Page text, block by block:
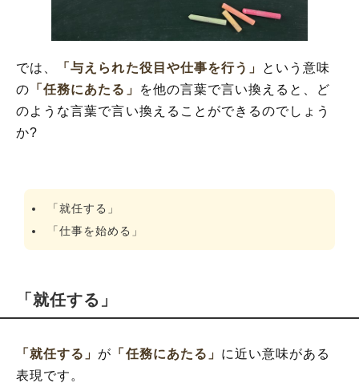
では、 「与えられた役目や仕事を行う」
という意味
の 「任務にあたる」
を他の言葉で言い換えると、ど
のような言葉で言い換えることができるのでしょう
か?
「就任する」
「仕事を始める」
「就任する」
「就任する」 が 「任務にあたる」 に近い意味がある
表現です。